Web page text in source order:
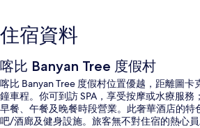
住宿資料
喀比 Banyan Tree 度假村
喀比 Banyan Tree 度假村位置優越，距離圖卡
鐘車程。你可到訪 SPA，享受按摩或水療服
早餐、午餐及晚餐時段營業。此奢華酒店的特
吧/酒廊及健身設施。旅客無不對住宿的熱心員